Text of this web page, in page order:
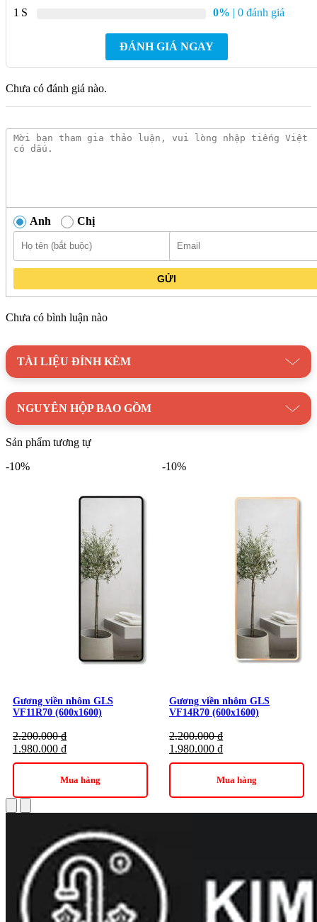
Gương viền nhôm GLS VF13C80 (D600) đáp ứng tiêu
chuẩn quốc tế ASTM, JIS, EN, AUS, mang lại sự an tâm về
dàng vệ sinh và lắp đặt, phù hợp cho không gian phòng tắm
của gia đình Việt.
Ngoài công năng phản chiếu, gương còn đóng vai trò trang
trí, giúp che đi những vết khuyết điểm nhỏ trên tường và
Tắm GLS Dòng
Thương hiệu:GƯƠNG GLS
1
0% | 0 đánh giá
ĐÁNH GIÁ NGAY
Chưa có đánh giá nào.
Anh Chị
GỬI
Chưa có bình luận nào
TÀI LIỆU ĐÍNH KÈM
NGUYÊN HỘP BAO GỒM
Sản phẩm tương tự
-10%
Gương viền nhôm GLS
VF11R70 (600x1600)
2.200.000₫
1.980.000 ₫
Mua hàng
-10%
Gương viền nhôm GLS
VF14R70 (600x1600)
2.200.000₫
1.980.000 ₫
Mua hàng